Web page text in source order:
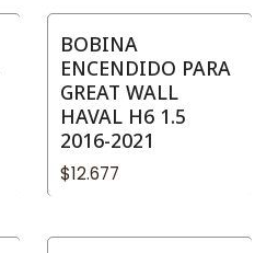
BOBINA
ENCENDIDO PARA
GREAT WALL
HAVAL H6 1.5
2016-2021
$12.677